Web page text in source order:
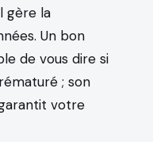
gère la
Un bon
de vous dire si
; son
votre